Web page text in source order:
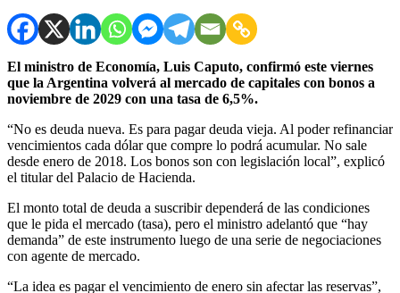
El ministro de Economía, Luis Caputo, confirmó este viernes
que la Argentina volverá al mercado de capitales con bonos a
noviembre de 2029 con una tasa de 6,5%.
“No es deuda nueva. Es para pagar deuda vieja. Al poder refinanciar
vencimientos cada dólar que compre lo podrá acumular. No sale
desde enero de 2018. Los bonos son con legislación local”, explicó
el titular del Palacio de Hacienda.
El monto total de deuda a suscribir dependerá de las condiciones
que le pida el mercado (tasa), pero el ministro adelantó que “hay
demanda” de este instrumento luego de una serie de negociaciones
con agente de mercado.
“La idea es pagar el vencimiento de enero sin afectar las reservas”,